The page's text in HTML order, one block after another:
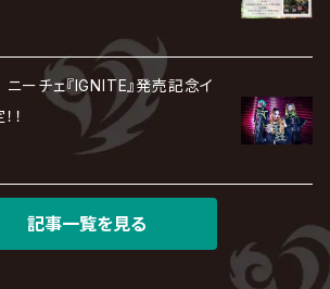
ーチェ『IGNITE』発売記念イ
！
記事一覧を見る